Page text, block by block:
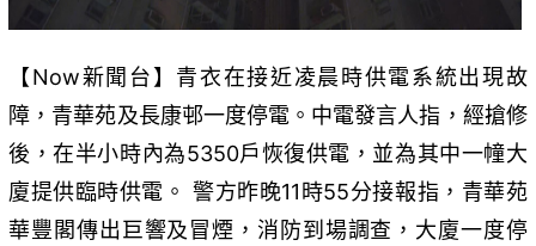
【Now新聞台】青衣在接近凌晨時供電系統出現故
障，青華苑及長康邨一度停電。中電發言人指，經搶修
後，在半小時內為5350戶恢復供電，並為其中一幢大
廈提供臨時供電。 警方昨晚11時55分接報指，青華苑
華豐閣傳出巨響及冒煙，消防到場調查，大廈一度停